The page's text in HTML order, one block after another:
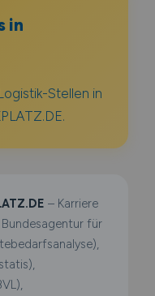
in
Stellen in
– Karriere
für